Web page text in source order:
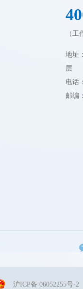
（工
地址
层
电话：
邮编
沪ICP备 06052255号-2